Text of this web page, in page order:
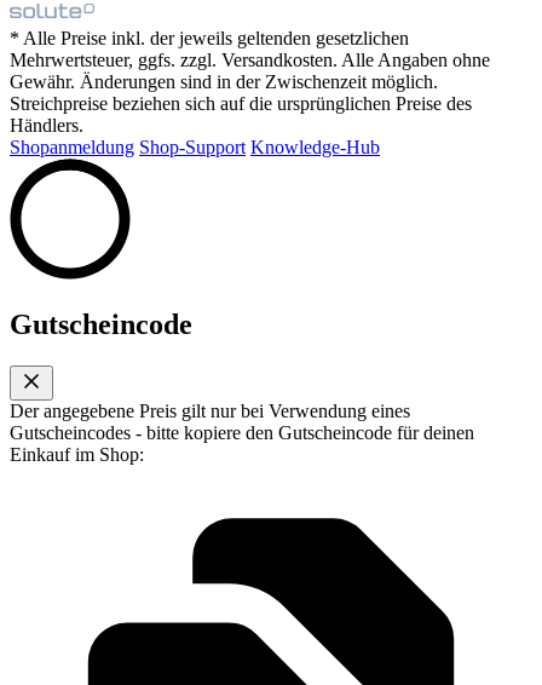
* Alle Preise inkl. der jeweils geltenden gesetzlichen
Mehrwertsteuer, ggfs. zzgl. Versandkosten. Alle Angaben ohne
Gewähr. Änderungen sind in der Zwischenzeit möglich.
Streichpreise beziehen sich auf die ursprünglichen Preise des
Händlers.
Shopanmeldung Shop-Support Knowledge-Hub
Gutscheincode
Der angegebene Preis gilt nur bei Verwendung eines
Gutscheincodes - bitte kopiere den Gutscheincode für deinen
Einkauf im Shop: